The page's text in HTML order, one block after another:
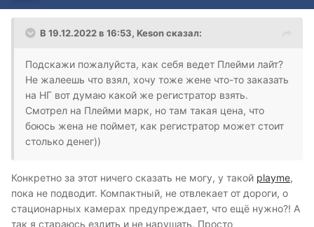
В 19.12.2022 в 16:53, Kesonсказал:
Подскажи пожалуйста, как себя ведет Плейми лайт?
Не жалеешь что взял, хочу тоже жене что-то заказать
на НГ вот думаю какой же регистратор взять.
Смотрел на Плейми марк, но там такая цена, что
боюсь жена не поймет, как регистратор может стоит
столько денег))
Конкретно за этот ничего сказать не могу, у такой playme,
пока не подводит. Компактный, не отвлекает от дороги, о
стационарных камерах предупреждает, что ещё нужно?! А
так я стараюсь ездить и не нарушать. Просто